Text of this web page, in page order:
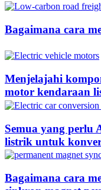
Bagaimana cara
Menjelajahi
motor kendaraan
Semua yang perlu
listrik untuk
Bagaimana cara